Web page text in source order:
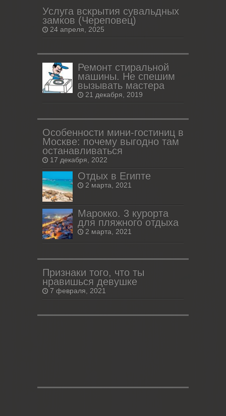
Услуга вскрытия сувальдных
замков (Череповец)
24 апреля, 2025
Ремонт стиральной
машины. Не спешим
вызывать мастера
21 декабря, 2019
Особенности мини-гостиниц в
Москве: почему выгодно там
останавливаться
17 декабря, 2022
Отдых в Египте
2 марта, 2021
Марокко. 3 курорта
для пляжного отдыха
2 марта, 2021
Признаки того, что ты
нравишься девушке
7 февраля, 2021